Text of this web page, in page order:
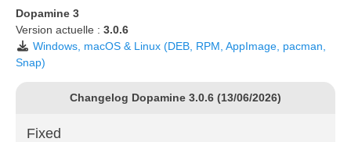
Dopamine 3
Version actuelle : 3.0.6
Windows, macOS & Linux (DEB, RPM, AppImage, pacman,
Snap)
Changelog Dopamine 3.0.6 (13/06/2026)
Fixed